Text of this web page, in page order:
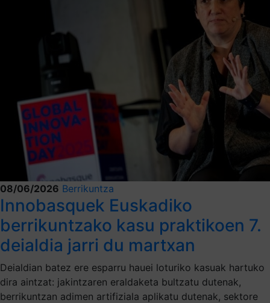
08/06/2026 Berrikuntza
Innobasquek Euskadiko
berrikuntzako kasu praktikoen 7.
deialdia jarri du martxan
Deialdian batez ere esparru hauei loturiko kasuak hartuko
dira aintzat: jakintzaren eraldaketa bultzatu dutenak,
berrikuntzan adimen artifiziala aplikatu dutenak, sektore